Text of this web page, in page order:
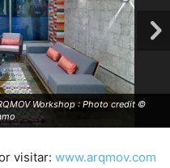
Workshop : Photo credit ©
visitar: www.arqmov.com